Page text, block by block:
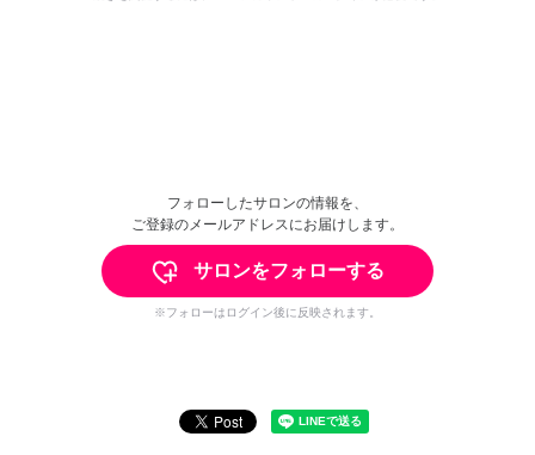
フォローしたサロンの情報を、
ご登録のメールアドレスにお届けします。
サロンをフォローする
※フォローはログイン後に反映されます。